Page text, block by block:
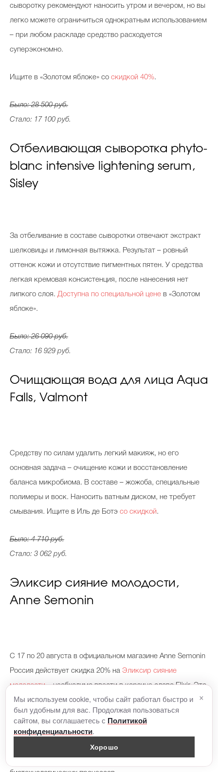
сыворотку рекомендуют наносить утром и вечером, но вы
легко можете ограничиться однократным использованием
– при любом раскладе средство расходуется
суперэкономно.
Ищите в «Золотом яблоке» со скидкой 40%.
Было: 28 500 руб.
Стало: 17 100 руб.
Отбеливающая сыворотка phyto-
blanc intensive lightening serum,
Sisley
За отбеливание в составе сыворотки отвечают экстракт
шелковицы и лимонная вытяжка. Результат – ровный
оттенок кожи и отсутствие пигментных пятен. У средства
легкая кремовая консистенция, после нанесения нет
липкого слоя. Доступна по специальной цене в «Золотом
яблоке».
Было: 26 090 руб.
Стало: 16 929 руб.
Очищающая вода для лица Aqua
Falls, Valmont
Cредству по силам удалить легкий макияж, но его
основная задача – очищение кожи и восстановление
баланса микробиома. В составе – жожоба, специальные
полимеры и воск. Наносить ватным диском, не требует
смывания. Ищите в Иль де Ботэ со скидкой.
Было: 4 710 руб.
Стало: 3 062 руб.
Эликсир сияние молодости,
Anne Semonin
С 17 по 20 августа в официальном магазине Anne Semonin
Россия действует скидка 20% на Эликсир сияние
молодости– необходимо ввести в корзине слово Elixir. Это
сыворотка, которую специалисты Anne Semonin
рекомендуют наносить дважды в день. В составе –
гиалуроновая кислота, масло абрикосовых косточек,
клетки лепестков роз и листьев белой лилии.
Растительные компоненты получены в результате
Мы используем cookie, чтобы сайт работал быстро и
был удобным для вас. Продолжая пользоваться
сайтом, вы соглашаетесь с Политикой
конфиденциальности.
Хорошо
×